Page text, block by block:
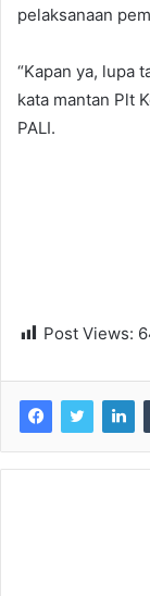
pelaksanaan
“Kapan ya, lupa
kata mantan Plt
PALI.
Post Views: